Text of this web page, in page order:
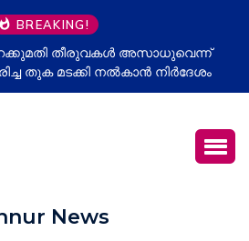
BREAKING!
ഇറക്കുമതി തീരുവകൾ അസാധുവെന്ന്
തുക മടക്കി നൽകാൻ നിർദേശം
News